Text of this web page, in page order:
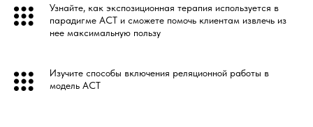
Узнайте, как экспозиционная терапия используется в
парадигме ACT и сможете помочь клиентам извлечь из
нее максимальную пользу
Изучите способы включения реляционной работы в
модель ACT